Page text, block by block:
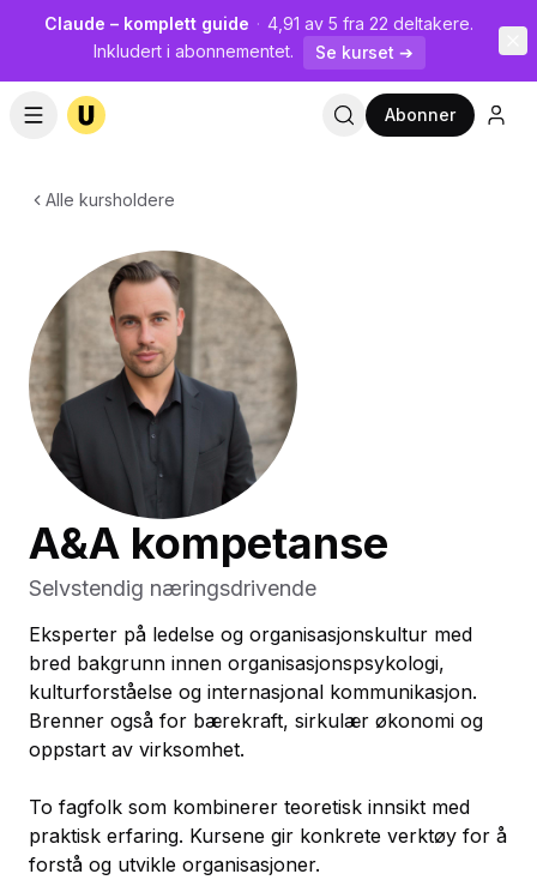
Claude – komplett guide · 4,91 av 5 fra 22 deltakere.
Inkludert i abonnementet.
Se kurset ➔
Abonner
Alle kursholdere
A&A kompetanse
Selvstendig næringsdrivende
Eksperter på ledelse og organisasjonskultur med
bred bakgrunn innen organisasjonspsykologi,
kulturforståelse og internasjonal kommunikasjon.
Brenner også for bærekraft, sirkulær økonomi og
oppstart av virksomhet.
To fagfolk som kombinerer teoretisk innsikt med
praktisk erfaring. Kursene gir konkrete verktøy for å
forstå og utvikle organisasjoner.